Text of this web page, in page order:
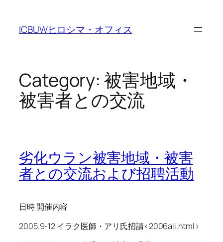
content
ICBUWヒロシマ・オフィス
Category: 被害地域・
被害者との交流
劣化ウラン被害地域・被害
者との交流および招聘活動
日時 開催内容
2005.9-12 イラク医師・アリ氏招請<2006ali.html>